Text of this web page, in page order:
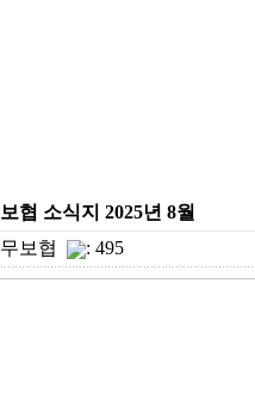
협 소식지 2025년 8월
무보협 : 495